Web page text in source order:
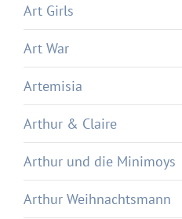
Art Girls
Art War
Artemisia
Arthur & Claire
Arthur und die Minimoys
Arthur Weihnachtsmann